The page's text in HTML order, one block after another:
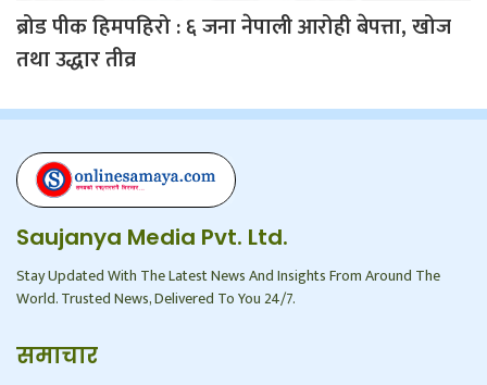
ब्रोड पीक हिमपहिरो : ६ जना नेपाली आरोही बेपत्ता, खोज
तथा उद्धार तीव्र
Saujanya Media Pvt. Ltd.
Stay Updated With The Latest News And Insights From Around The
World. Trusted News, Delivered To You 24/7.
समाचार